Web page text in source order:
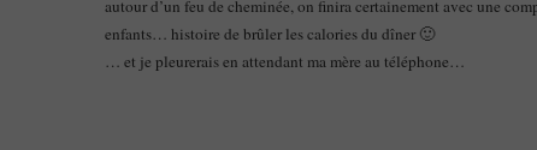
autour d’un feu de cheminée, on finira certainement avec une
enfants… histoire de brûler les calories du dîner 🙂
… et je pleurerais en attendant ma mère au téléphone…